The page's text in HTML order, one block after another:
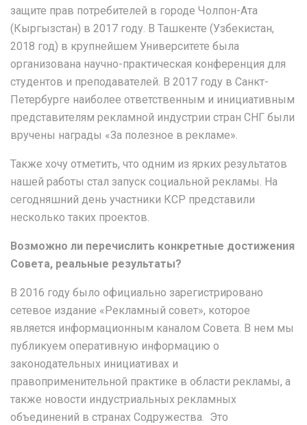
защите прав потребителей в городе Чолпон-Ата
(Кыргызстан) в 2017 году. В Ташкенте (Узбекистан,
2018 год) в крупнейшем Университете была
организована научно-практическая конференция для
студентов и преподавателей. В 2017 году в Санкт-
Петербурге наиболее ответственным и инициативным
представителям рекламной индустрии стран СНГ были
вручены награды «За полезное в рекламе».
Также хочу отметить, что одним из ярких результатов
нашей работы стал запуск социальной рекламы. На
сегодняшний день участники КСР представили
несколько таких проектов.
Возможно ли перечислить конкретные достижения
Совета, реальные результаты?
В 2016 году было официально зарегистрировано
сетевое издание «Рекламный совет», которое
является информационным каналом Совета. В нем мы
публикуем оперативную информацию о
законодательных инициативах и
правоприменительной практике в области рекламы, а
также новости индустриальных рекламных
объединений в странах Содружества. Это